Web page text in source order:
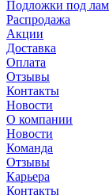
Подложки под
Распродажа
Акции
Доставка
Оплата
Отзывы
Контакты
Новости
О компании
Новости
Команда
Отзывы
Карьера
Контакты